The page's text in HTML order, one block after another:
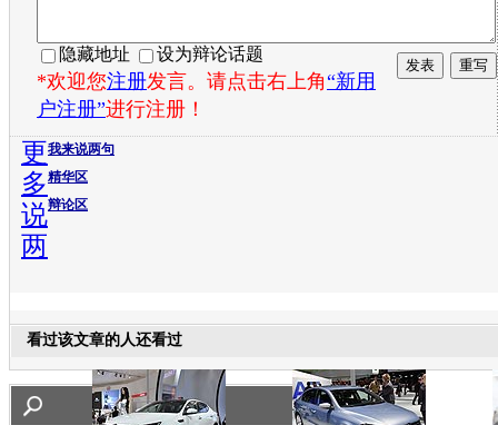
隐藏地址 设为辩论话题
*欢迎您注册发言。请点击右上角“新用
户注册”进行注册！
我来说两句
精华区
辩论区
更
多
说
两
看过该文章的人还看过